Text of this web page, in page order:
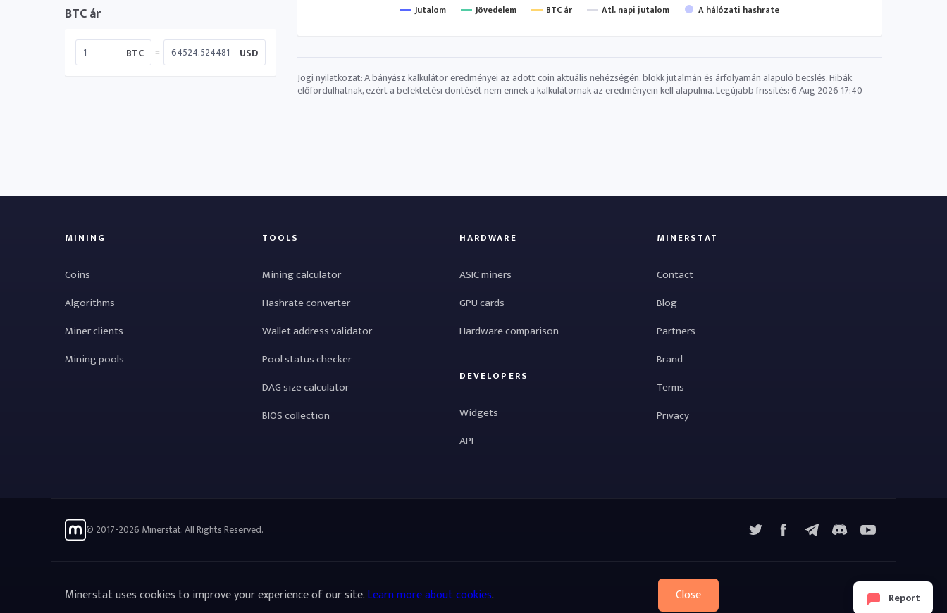
BTC ár
BTC = USD
Jutalom Jövedelem BTC ár Átl. napi jutalom A hálózati hashrate
Jogi nyilatkozat: A bányász ​​kalkulátor eredményei az adott coin aktuális nehézségén, blokk jutalmán és árfolyamán alapuló becslés. Hibák
előfordulhatnak, ezért a befektetési döntését nem ennek a kalkulátornak az eredményein kell alapulnia. Legújabb frissítés:6 Aug 2026 17:40
Report
MINING
Coins
Algorithms
Miner clients
Mining pools
TOOLS
Mining calculator
Hashrate converter
Wallet address validator
Pool status checker
DAG size calculator
BIOS collection
HARDWARE
ASIC miners
GPU cards
Hardware comparison
DEVELOPERS
Widgets
API
MINERSTAT
Contact
Blog
Partners
Brand
Terms
Privacy
© 2017-2026 Minerstat. All Rights Reserved. FacebookTelegramYouTube
Minerstat uses cookies to improve your experience of our site.Learn more about cookies. Close